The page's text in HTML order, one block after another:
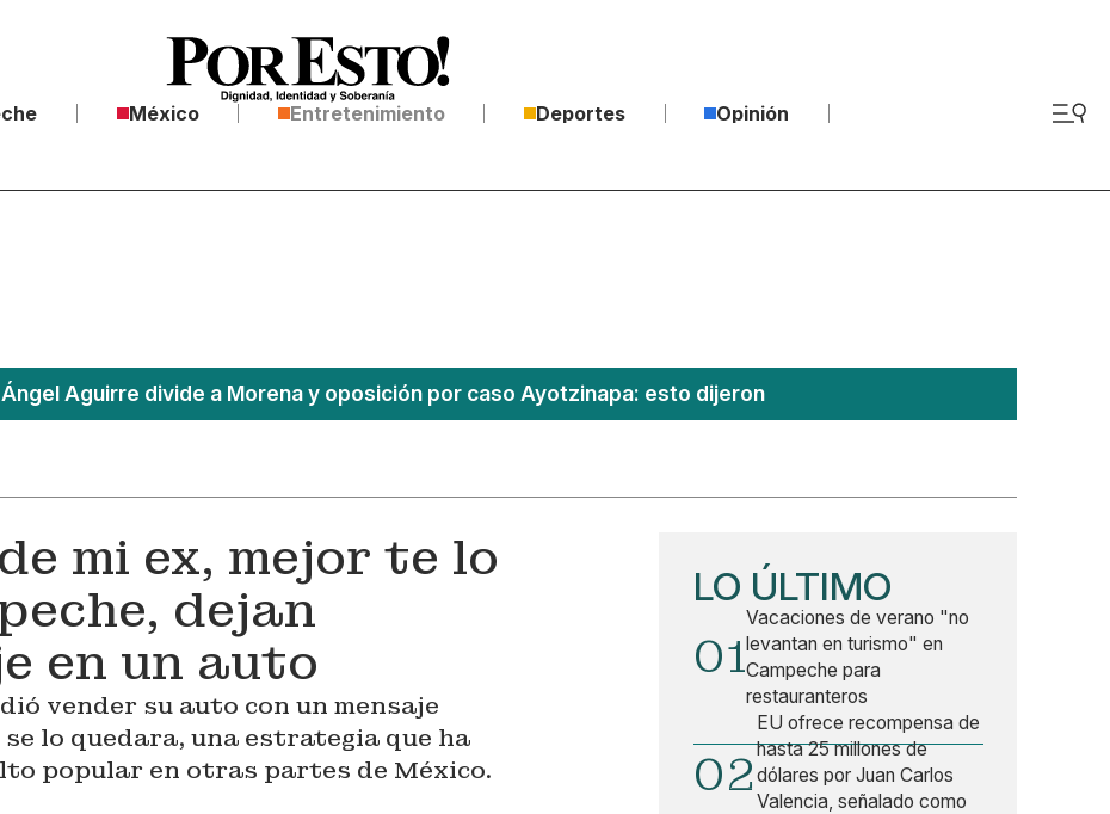
México Entretenimiento Deportes Opinión
Aguirre divide a Morena y oposición por caso Ayotzinapa: esto dijeron
mi ex, mejor te lo
dejan
en un auto
vender su auto con un mensaje
lo quedara, una estrategia que ha
popular en otras partes de México.
LO ÚLTIMO
01
Vacaciones de verano "no
levantan en turismo" en
Campeche para
restauranteros
02
EU ofrece recompensa de
hasta 25 millones de
dólares por Juan Carlos
Valencia, señalado como